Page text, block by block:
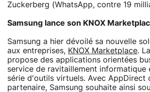
Zuckerberg (WhatsApp, contre 19
Samsung lance son KNOX
Samsung a hier dévoilé sa nouvelle
aux entreprises, KNOX Marketplace.
propose des applications orientées
service de ravitaillement informatique
série d'outils virtuels. Avec AppDirect
partenaire, Samsung souhaite ainsi